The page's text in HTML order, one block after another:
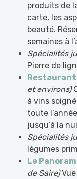
produits de
carte, les
beauté.
semaines à
Spécialités
Pierre de
Restaurant
et environs)
à vins
toute
jusqu’à la
Spécialités
légumes
Le
de Saire)Vue